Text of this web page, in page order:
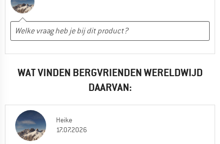
WAT VINDEN BERGVRIENDEN WERELDWIJD
DAARVAN:
Heike
17.07.2026